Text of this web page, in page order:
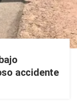
accidente